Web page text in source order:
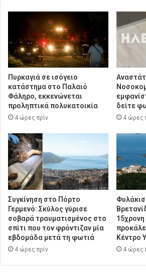
Πυρκαγιά σε ισόγειο
κατάστημα στο Παλαιό
Φάληρο, εκκενώνεται
προληπτικά πολυκατοικία
4 ώρες πρίν
δείτε
4 ώρες
Συγκίνηση στο Πόρτο
Γερμενό: Σκύλος γύρισε
σοβαρά τραυματισμένος στο
σπίτι που τον φρόντιζαν μία
εβδομάδα μετά τη φωτιά
4 ώρες πρίν
15χρονη
Κέντρο
4 ώρες